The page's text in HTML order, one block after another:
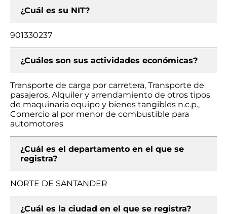
¿Cuál es su NIT?
901330237
¿Cuáles son sus actividades económicas?
Transporte de carga por carretera, Transporte de
pasajeros, Alquiler y arrendamiento de otros tipos
de maquinaria equipo y bienes tangibles n.c.p.,
Comercio al por menor de combustible para
automotores
¿Cuál es el departamento en el que se
registra?
NORTE DE SANTANDER
¿Cuál es la ciudad en el que se registra?